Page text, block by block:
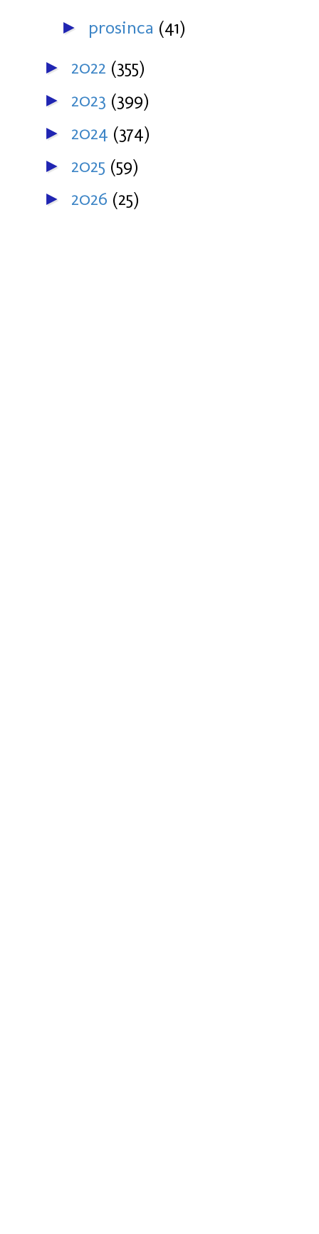
► prosinca (41)
► 2022 (355)
► 2023 (399)
► 2024 (374)
► 2025 (59)
► 2026 (25)